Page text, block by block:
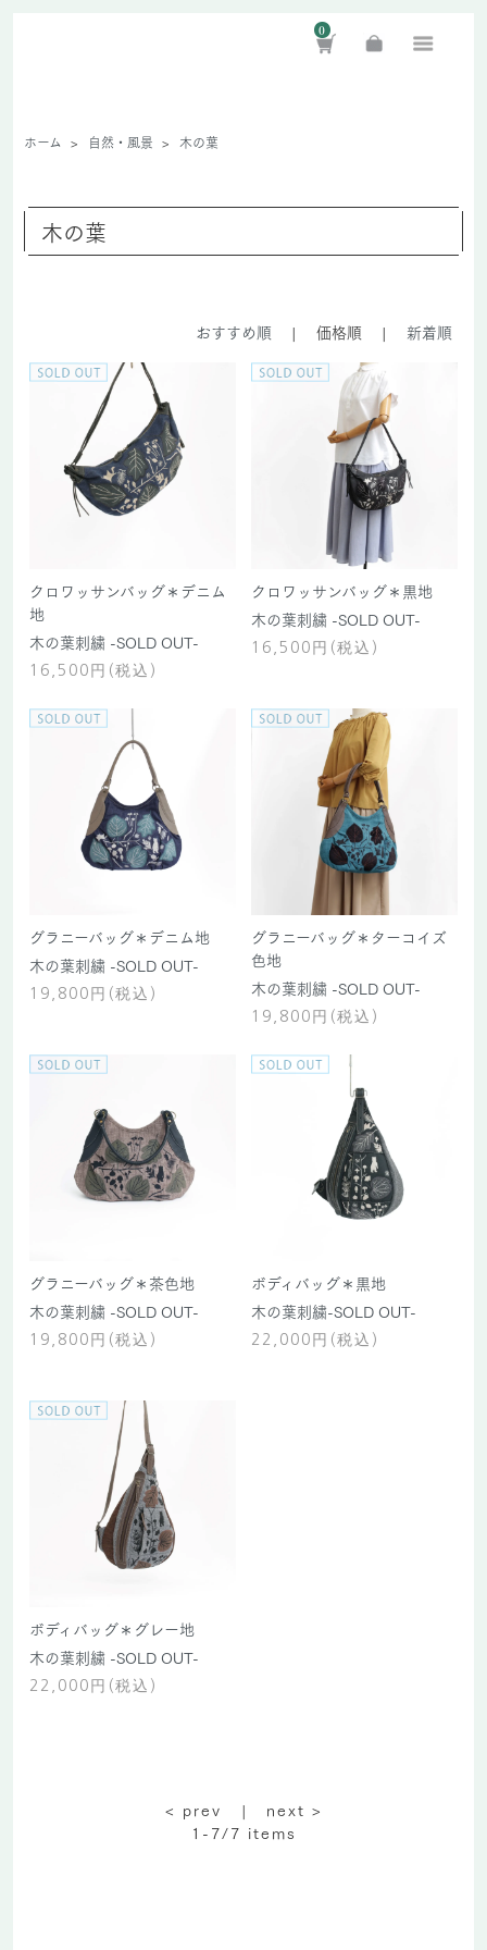
0
ホーム > 自然・風景 > 木の葉
木の葉
おすすめ順 | 価格順 | 新着順
クロワッサンバッグ＊デニム
地
木の葉刺繍 -SOLD OUT-
16,500円(税込)
クロワッサンバッグ＊黒地
木の葉刺繍 -SOLD OUT-
16,500円(税込)
グラニーバッグ＊デニム地
木の葉刺繍 -SOLD OUT-
19,800円(税込)
グラニーバッグ＊ターコイズ
色地
木の葉刺繍 -SOLD OUT-
19,800円(税込)
グラニーバッグ＊茶色地
木の葉刺繍 -SOLD OUT-
19,800円(税込)
ボディバッグ＊黒地
木の葉刺繍-SOLD OUT-
22,000円(税込)
ボディバッグ＊グレー地
木の葉刺繍 -SOLD OUT-
22,000円(税込)
< prev |
next >
1-7/7 items